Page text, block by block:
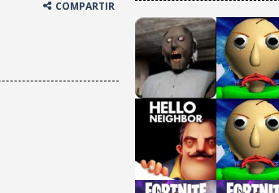
COMPARTIR
Play Play